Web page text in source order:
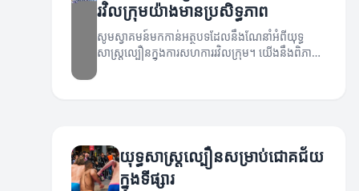
រវិលក្រុមយ៉ាងមានប្រសិទ្ធភាព
សូមស្វាគមន៍មកកាន់អត្ថបទដែលនឹងណែនាំអំពីយុទ្ធ
សាស្ត្រល្បឿនក្នុងការសហការរវិលក្រុម។ យើងនឹងពិភាក្សា
យុទ្ធសាស្ត្រល្បឿនសម្រាប់ជោគជ័យ
ក្នុងទីផ្សារ